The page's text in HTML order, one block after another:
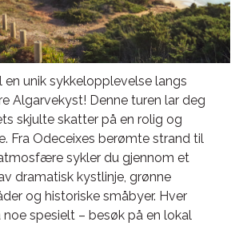
en unik sykkelopplevelse langs
Algarvekyst! Denne turen lar deg
skjulte skatter på en rolig og
Fra Odeceixes berømte strand til
sykler du gjennom et
dramatisk kystlinje, grønne
og historiske småbyer. Hver
spesielt – besøk på en lokal